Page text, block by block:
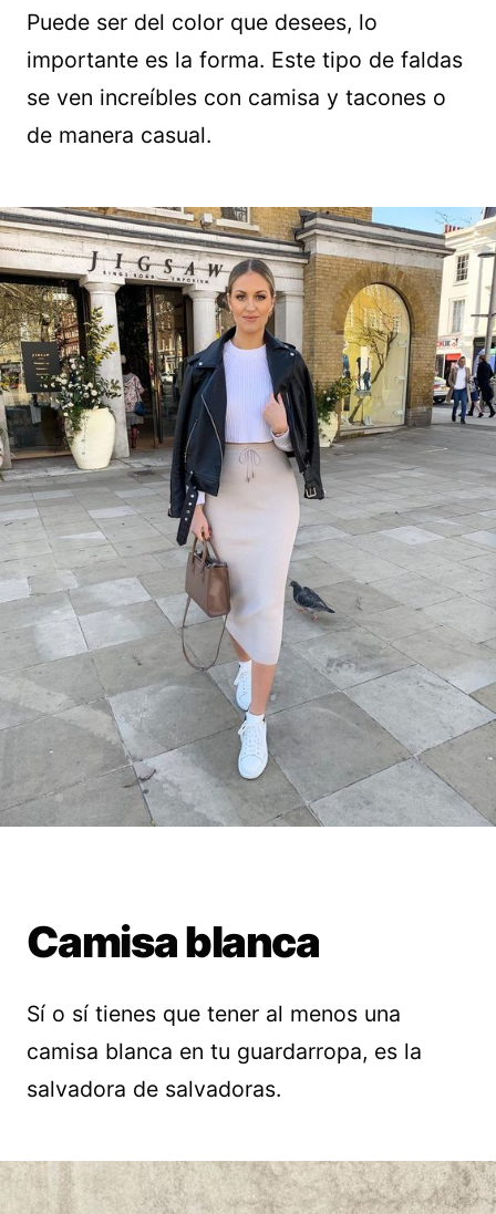
Puede ser del color que desees, lo
importante es la forma. Este tipo de faldas
se ven increíbles con camisa y tacones o
de manera casual.
Camisa blanca
Sí o sí tienes que tener al menos una
camisa blanca en tu guardarropa, es la
salvadora de salvadoras.